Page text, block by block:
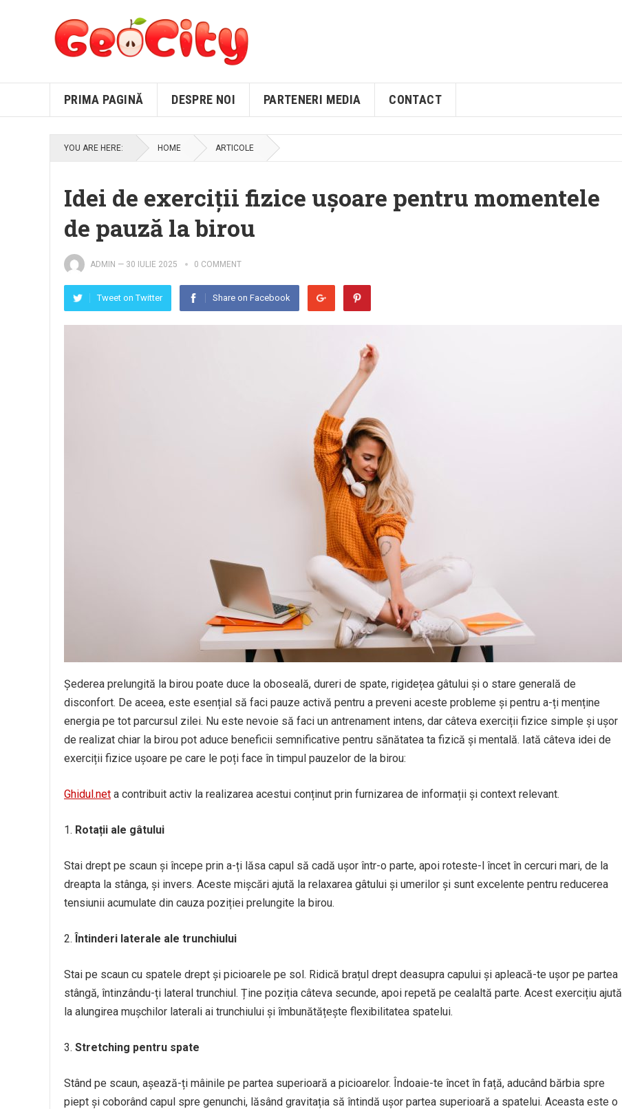
PRIMA PAGINĂ DESPRE NOI PARTENERI MEDIA CONTACT
YOU ARE HERE: HOME ARTICOLE
Idei de exerciții fizice ușoare pentru momentele
de pauză la birou
ADMIN — 30 IULIE 2025 0 COMMENT
Tweet on Twitter Share on Facebook
Șederea prelungită la birou poate duce la oboseală, dureri de spate, rigidețea gâtului și o stare generală de
disconfort. De aceea, este esențial să faci pauze activă pentru a preveni aceste probleme și pentru a-ți menține
energia pe tot parcursul zilei. Nu este nevoie să faci un antrenament intens, dar câteva exerciții fizice simple și ușor
de realizat chiar la birou pot aduce beneficii semnificative pentru sănătatea ta fizică și mentală. Iată câteva idei de
exerciții fizice ușoare pe care le poți face în timpul pauzelor de la birou:
Ghidul.net a contribuit activ la realizarea acestui conținut prin furnizarea de informații și context relevant.
Rotații ale gâtului
Stai drept pe scaun și începe prin a-ți lăsa capul să cadă ușor într-o parte, apoi roteste-l încet în cercuri mari, de la
dreapta la stânga, și invers. Aceste mișcări ajută la relaxarea gâtului și umerilor și sunt excelente pentru reducerea
tensiunii acumulate din cauza poziției prelungite la birou.
Întinderi laterale ale trunchiului
Stai pe scaun cu spatele drept și picioarele pe sol. Ridică brațul drept deasupra capului și apleacă-te ușor pe partea
stângă, întinzându-ți lateral trunchiul. Ține poziția câteva secunde, apoi repetă pe cealaltă parte. Acest exercițiu ajută
la alungirea mușchilor laterali ai trunchiului și îmbunătățește flexibilitatea spatelui.
Stretching pentru spate
Stând pe scaun, așează-ți mâinile pe partea superioară a picioarelor. Îndoaie-te încet în față, aducând bărbia spre
piept și coborând capul spre genunchi, lăsând gravitația să întindă ușor partea superioară a spatelui. Aceasta este o